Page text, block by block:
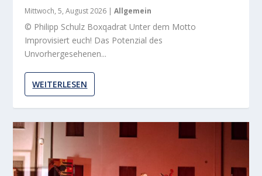
Mittwoch, 5, August 2026 |Allgemein
© Philipp Schulz Boxqadrat Unter dem Motto
Improvisiert euch! Das Potenzial des
Unvorhergesehenen...
WEITERLESEN